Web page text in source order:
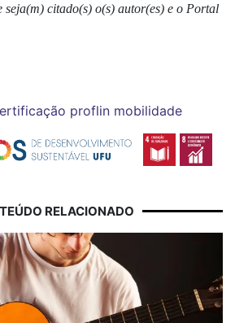
seja(m) citado(s) o(s) autor(es) e o Portal
proflin mobilidade
RELACIONADO